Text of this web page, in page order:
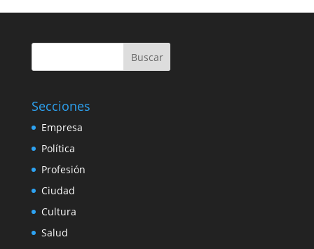
Buscar
Secciones
Empresa
Política
Profesión
Ciudad
Cultura
Salud